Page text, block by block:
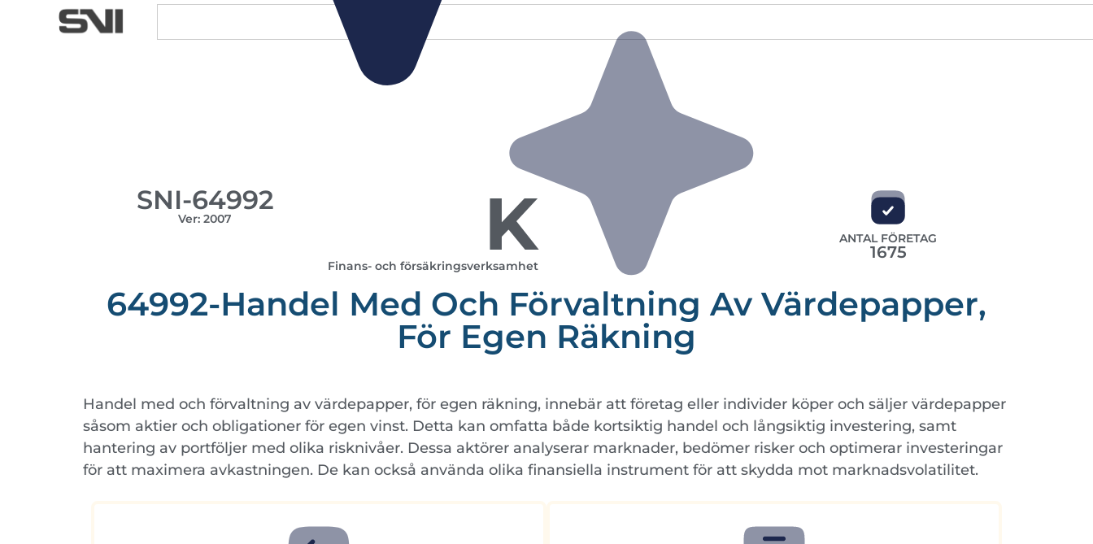
SNI-64992
Ver: 2007 K
Finans- och försäkringsverksamhet
ANTAL FÖRETAG
1675
64992-Handel Med Och Förvaltning Av Värdepapper,
För Egen Räkning
Handel med och förvaltning av värdepapper, för egen räkning, innebär att företag eller individer köper och säljer värdepapper
såsom aktier och obligationer för egen vinst. Detta kan omfatta både kortsiktig handel och långsiktig investering, samt
hantering av portföljer med olika risknivåer. Dessa aktörer analyserar marknader, bedömer risker och optimerar investeringar
för att maximera avkastningen. De kan också använda olika finansiella instrument för att skydda mot marknadsvolatilitet.